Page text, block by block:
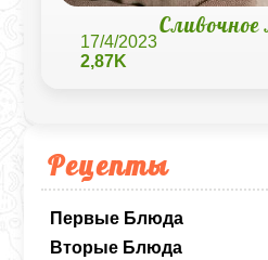
Рецепты
Первые Блюда
Вторые Блюда
17/4/2023
2,87K